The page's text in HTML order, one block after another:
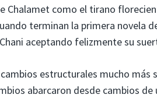
Chalamet como el tirano
terminan la primera novela
aceptando felizmente su
estructurales mucho
abarcaron desde cambios